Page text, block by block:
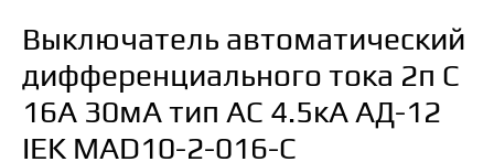
Выключатель автоматический
дифференциального тока 2п C
16А 30мА тип AC 4.5кА АД-12
IEK MAD10-2-016-C